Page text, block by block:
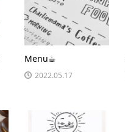
Menu☕︎
2022.05.17